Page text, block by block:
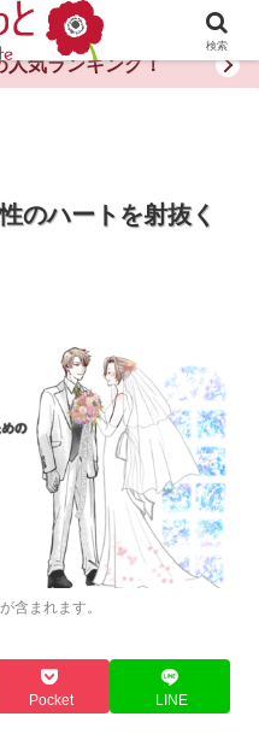
秘訣がわかる情報サイト
人気ランキング！
のハートを射抜く
含まれます。
Pocket LINE
検索